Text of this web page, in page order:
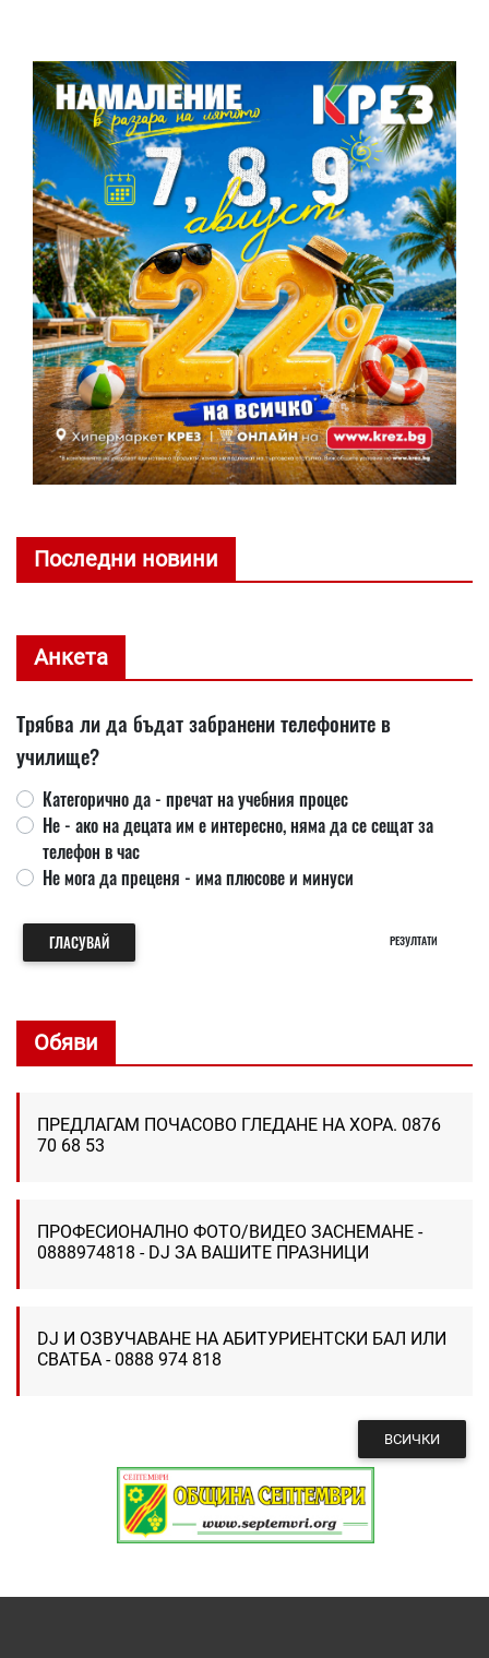
Последни новини
Анкета
Трябва ли да бъдат забранени телефоните в
училище?
Категорично да - пречат на учебния процес
Не - ако на децата им е интересно, няма да се сещат за
телефон в час
Не мога да преценя - има плюсове и минуси
ГЛАСУВАЙ РЕЗУЛТАТИ
Обяви
ПРЕДЛАГАМ ПОЧАСОВО ГЛЕДАНЕ НА ХОРА. 0876
70 68 53
ПРОФЕСИОНАЛНО ФОТО/ВИДЕО ЗАСНЕМАНЕ -
0888974818 - DJ ЗА ВАШИТЕ ПРАЗНИЦИ
DJ И ОЗВУЧАВАНЕ НА АБИТУРИЕНТСКИ БАЛ ИЛИ
СВАТБА - 0888 974 818
ВСИЧКИ